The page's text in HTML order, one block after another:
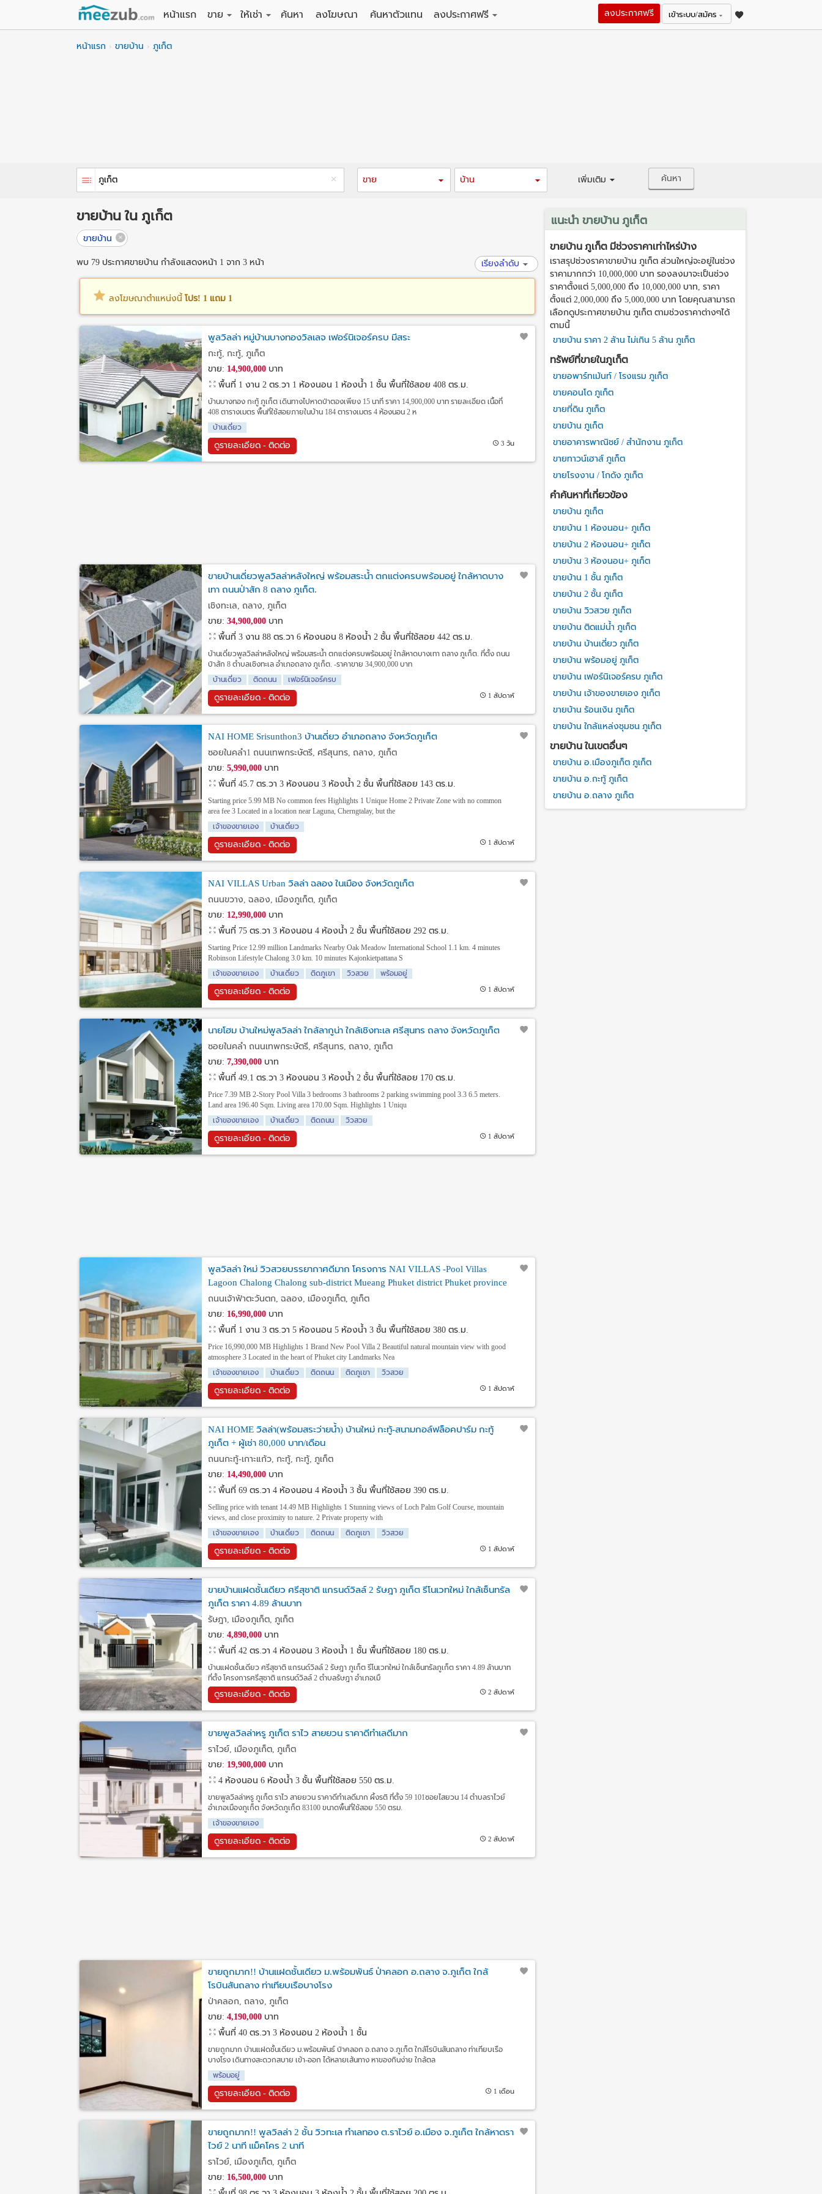
หน้าแรก
ขาย
ให้เช่า
ค้นหา ลงโฆษณา ค้นหาตัวแทน
ลงประกาศฟรี
เข้าระบบ/สมัคร
ลงประกาศฟรี
หน้าแรก ขายบ้าน ภูเก็ต
ขาย บ้าน เพิ่มเติม ค้นหา
ขายบ้าน ใน ภูเก็ต
ขายบ้าน
พบ 79 ประกาศขายบ้าน กำลังแสดงหน้า 1 จาก 3 หน้า เรียงลำดับ
ลงโฆษณาตำแหน่งนี้ โปร! 1 แถม 1
พูลวิลล่า หมู่บ้านบางทองวิลเลจ เฟอร์นิเจอร์ครบ มีสระ
กะทู้, กะทู้, ภูเก็ต
ขาย: 14,900,000 บาท
พื้นที่ 1 งาน 2 ตร.วา 1 ห้องนอน 1 ห้องน้ำ 1 ชั้น พื้นที่ใช้สอย 408 ตร.ม.
บ้านบางทอง กะทู้ ภูเก็ต เดินทางไปหาดป่าตองเพียง 15 นาที ราคา 14,900,000 บาท รายละเอียด เนื้อที่
408 ตารางเมตร พื้นที่ใช้สอยภายในบ้าน 184 ตารางเมตร 4 ห้องนอน 2 ห
บ้านเดี่ยว
ดูรายละเอียด - ติดต่อ 3 วัน
ขายบ้านเดี่ยวพูลวิลล่าหลังใหญ่ พร้อมสระน้ำ ตกแต่งครบพร้อมอยู่ ใกล้หาดบาง
เทา ถนนป่าสัก 8 ถลาง ภูเก็ต.
เชิงทะเล, ถลาง, ภูเก็ต
ขาย: 34,900,000 บาท
พื้นที่ 3 งาน 88 ตร.วา 6 ห้องนอน 8 ห้องน้ำ 2 ชั้น พื้นที่ใช้สอย 442 ตร.ม.
บ้านเดี่ยวพูลวิลล่าหลังใหญ่ พร้อมสระน้ำ ตกแต่งครบพร้อมอยู่ ใกล้หาดบางเทา ถลาง ภูเก็ต. ที่ตั้ง ถนน
ป่าสัก 8 ตำบลเชิงทะเล อำเภอถลาง ภูเก็ต. -ราคาขาย 34,900,000 บาท
บ้านเดี่ยว
ติดถนน เฟอร์นิเจอร์ครบ
ดูรายละเอียด - ติดต่อ 1 สัปดาห์
NAI HOME Srisunthon3 บ้านเดี่ยว อำเภอถลาง จังหวัดภูเก็ต
ซอยในคลำ1 ถนนเทพกระษัตรี, ศรีสุนทร, ถลาง, ภูเก็ต
ขาย: 5,990,000 บาท
พื้นที่ 45.7 ตร.วา 3 ห้องนอน 3 ห้องน้ำ 2 ชั้น พื้นที่ใช้สอย 143 ตร.ม.
Starting price 5.99 MB No common fees Highlights 1 Unique Home 2 Private Zone with no common
area fee 3 Located in a location near Laguna, Cherngtalay, but the
เจ้าของขายเอง
บ้านเดี่ยว
ดูรายละเอียด - ติดต่อ 1 สัปดาห์
NAI VILLAS Urban วิลล่า ฉลอง ในเมือง จังหวัดภูเก็ต
ถนนขวาง, ฉลอง, เมืองภูเก็ต, ภูเก็ต
ขาย: 12,990,000 บาท
พื้นที่ 75 ตร.วา 3 ห้องนอน 4 ห้องน้ำ 2 ชั้น พื้นที่ใช้สอย 292 ตร.ม.
Starting Price 12.99 million Landmarks Nearby Oak Meadow International School 1.1 km. 4 minutes
Robinson Lifestyle Chalong 3.0 km. 10 minutes Kajonkietpattana S
เจ้าของขายเอง
บ้านเดี่ยว ติดภูเขา วิวสวย พร้อมอยู่
ดูรายละเอียด - ติดต่อ 1 สัปดาห์
นายโฮม บ้านใหม่พูลวิลล่า ใกล้ลากูน่า ใกล้เชิงทะเล ศรีสุนทร ถลาง จังหวัดภูเก็ต
ซอยในคลำ ถนนเทพกระษัตรี, ศรีสุนทร, ถลาง, ภูเก็ต
ขาย: 7,390,000 บาท
พื้นที่ 49.1 ตร.วา 3 ห้องนอน 3 ห้องน้ำ 2 ชั้น พื้นที่ใช้สอย 170 ตร.ม.
Price 7.39 MB 2-Story Pool Villa 3 bedrooms 3 bathrooms 2 parking swimming pool 3.3 6.5 meters.
Land area 196.40 Sqm. Living area 170.00 Sqm. Highlights 1 Uniqu
เจ้าของขายเอง
บ้านเดี่ยว ติดถนน วิวสวย
ดูรายละเอียด - ติดต่อ 1 สัปดาห์
พูลวิลล่า ใหม่ วิวสวยบรรยากาศดีมาก โครงการ NAI VILLAS -Pool Villas
Lagoon Chalong Chalong sub-district Mueang Phuket district Phuket province
ถนนเจ้าฟ้าตะวันตก, ฉลอง, เมืองภูเก็ต, ภูเก็ต
ขาย: 16,990,000 บาท
พื้นที่ 1 งาน 3 ตร.วา 5 ห้องนอน 5 ห้องน้ำ 3 ชั้น พื้นที่ใช้สอย 380 ตร.ม.
Price 16,990,000 MB Highlights 1 Brand New Pool Villa 2 Beautiful natural mountain view with good
atmosphere 3 Located in the heart of Phuket city Landmarks Nea
เจ้าของขายเอง
บ้านเดี่ยว ติดถนน ติดภูเขา วิวสวย
ดูรายละเอียด - ติดต่อ 1 สัปดาห์
NAI HOME วิลล่า(พร้อมสระว่ายน้ำ) บ้านใหม่ กะทู้-สนามกอล์ฟล็อคปาร์ม กะทู้
ภูเก็ต + ผู้เช่า 80,000 บาท/เดือน
ถนนกะทู้-เกาะแก้ว, กะทู้, กะทู้, ภูเก็ต
ขาย: 14,490,000 บาท
พื้นที่ 69 ตร.วา 4 ห้องนอน 4 ห้องน้ำ 3 ชั้น พื้นที่ใช้สอย 390 ตร.ม.
Selling price with tenant 14.49 MB Highlights 1 Stunning views of Loch Palm Golf Course, mountain
views, and close proximity to nature. 2 Private property with
เจ้าของขายเอง
บ้านเดี่ยว ติดถนน ติดภูเขา วิวสวย
ดูรายละเอียด - ติดต่อ 1 สัปดาห์
ขายบ้านแฝดชั้นเดียว ศรีสุชาติ แกรนด์วิลล์ 2 รัษฎา ภูเก็ต รีโนเวทใหม่ ใกล้เซ็นทรัล
ภูเก็ต ราคา 4.89 ล้านบาท
รัษฎา, เมืองภูเก็ต, ภูเก็ต
ขาย: 4,890,000 บาท
พื้นที่ 42 ตร.วา 4 ห้องนอน 3 ห้องน้ำ 1 ชั้น พื้นที่ใช้สอย 180 ตร.ม.
บ้านแฝดชั้นเดียว ศรีสุชาติ แกรนด์วิลล์ 2 รัษฎา ภูเก็ต รีโนเวทใหม่ ใกล้เซ็นทรัลภูเก็ต ราคา 4.89 ล้านบาท
ที่ตั้ง โครงการศรีสุชาติ แกรนด์วิลล์ 2 ตำบลรัษฎา อำเภอเมื
ดูรายละเอียด - ติดต่อ 2 สัปดาห์
ขายพูลวิลล่าหรู ภูเก็ต ราไว สายยวน ราคาดีทำเลดีมาก
ราไวย์, เมืองภูเก็ต, ภูเก็ต
ขาย: 19,900,000 บาท
4 ห้องนอน 6 ห้องน้ำ 3 ชั้น พื้นที่ใช้สอย 550 ตร.ม.
ขายพูลวิลล่าหรู ภูเก็ต ราไว สายยวน ราคาดีทำเลดีมาก ผึ้งรติ ที่ตั้ง 59 101ซอยไสยวน 14 ตำบลราไวย์
อำเภอเมืองภูเก็ต จังหวัดภูเก็ต 83100 ขนาดพื้นที่ใช้สอย 550 ตรม.
เจ้าของขายเอง
ดูรายละเอียด - ติดต่อ 2 สัปดาห์
ขายถูกมาก!! บ้านแฝดชั้นเดียว ม.พร้อมพันธ์ ป่าคลอก อ.ถลาง จ.ภูเก็ต ใกล้
โรบินสันถลาง ท่าเทียบเรือบางโรง
ป่าคลอก, ถลาง, ภูเก็ต
ขาย: 4,190,000 บาท
พื้นที่ 40 ตร.วา 3 ห้องนอน 2 ห้องน้ำ 1 ชั้น
ขายถูกมาก บ้านแฝดชั้นเดียว ม.พร้อมพันธ์ ป่าคลอก อ.ถลาง จ.ภูเก็ต ใกล้โรบินสันถลาง ท่าเทียบเรือ
บางโรง เดินทางสะดวกสบาย เข้า-ออก ได้หลายเส้นทาง หาของกินง่าย ใกล้ตล
พร้อมอยู่
ดูรายละเอียด - ติดต่อ 1 เดือน
ขายถูกมาก!! พูลวิลล่า 2 ชั้น วิวทะเล ทำเลทอง ต.ราไวย์ อ.เมือง จ.ภูเก็ต ใกล้หาดรา
ไวย์ 2 นาที แม็คโคร 2 นาที
ราไวย์, เมืองภูเก็ต, ภูเก็ต
ขาย: 16,500,000 บาท
แนะนำ ขายบ้าน ภูเก็ต
ขายบ้าน ภูเก็ต มีช่วงราคาเท่าไหร่บ้าง
เราสรุปช่วงราคาขายบ้าน ภูเก็ต ส่วนใหญ่จะอยู่ในช่วง
ราคามากกว่า 10,000,000 บาท รองลงมาจะเป็นช่วง
ราคาตั้งแต่ 5,000,000 ถึง 10,000,000 บาท, ราคา
ตั้งแต่ 2,000,000 ถึง 5,000,000 บาท โดยคุณสามารถ
เลือกดูประกาศขายบ้าน ภูเก็ต ตามช่วงราคาต่างๆได้
ตามนี้
ขายบ้าน ราคา 2 ล้าน ไม่เกิน 5 ล้าน ภูเก็ต
ทรัพย์ที่ขายในภูเก็ต
ขายอพาร์ทเม้นท์ / โรงแรม ภูเก็ต
ขายคอนโด ภูเก็ต
ขายที่ดิน ภูเก็ต
ขายบ้าน ภูเก็ต
ขายอาคารพาณิชย์ / สำนักงาน ภูเก็ต
ขายทาวน์เฮาส์ ภูเก็ต
ขายโรงงาน / โกดัง ภูเก็ต
คำค้นหาที่เกี่ยวข้อง
ขายบ้าน ภูเก็ต
ขายบ้าน 1 ห้องนอน+ ภูเก็ต
ขายบ้าน 2 ห้องนอน+ ภูเก็ต
ขายบ้าน 3 ห้องนอน+ ภูเก็ต
ขายบ้าน 1 ชั้น ภูเก็ต
ขายบ้าน 2 ชั้น ภูเก็ต
ขายบ้าน วิวสวย ภูเก็ต
ขายบ้าน ติดแม่น้ำ ภูเก็ต
ขายบ้าน บ้านเดี่ยว ภูเก็ต
ขายบ้าน พร้อมอยู่ ภูเก็ต
ขายบ้าน เฟอร์นิเจอร์ครบ ภูเก็ต
ขายบ้าน เจ้าของขายเอง ภูเก็ต
ขายบ้าน ร้อนเงิน ภูเก็ต
ขายบ้าน ใกล้แหล่งชุมชน ภูเก็ต
ขายบ้าน ในเขตอื่นๆ
ขายบ้าน อ.เมืองภูเก็ต ภูเก็ต
ขายบ้าน อ.กะทู้ ภูเก็ต
ขายบ้าน อ.ถลาง ภูเก็ต